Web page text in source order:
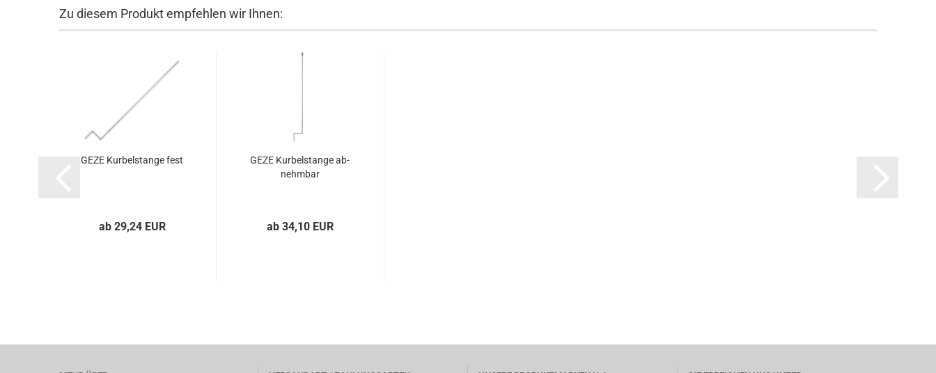
Zu diesem Produkt empfehlen wir Ihnen:
GEZE Kur­bel­stan­ge fest
ab 29,24 EUR
GEZE Kur­bel­stan­ge ab­
nehm­bar
ab 34,10 EUR